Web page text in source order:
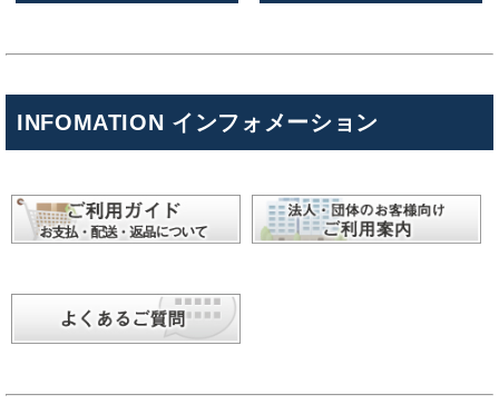
INFOMATION インフォメーション